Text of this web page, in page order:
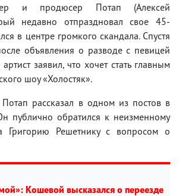
и продюсер Потап (Алексей
недавно отпраздновал свое 45-
в центре громкого скандала. Спустя
объявления о разводе с певицей
заявил, что хочет стать главным
шоу «Холостяк».
рассказал в одном из постов в
публично обратился к неизменному
Григорию Решетнику с вопросом о
Кошевой высказался о переезде